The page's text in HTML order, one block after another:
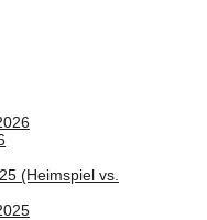
(Heimspiel vs.